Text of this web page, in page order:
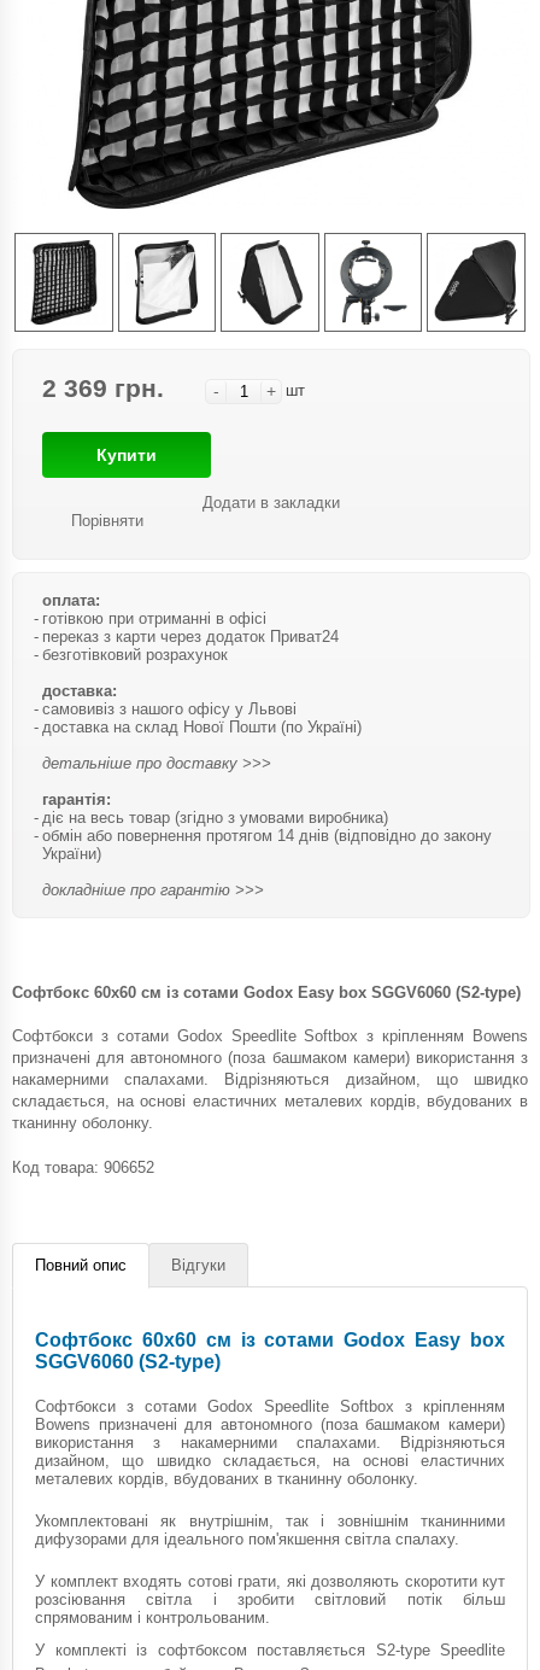
2 369 грн. - + шт
Купити
Порівняти
Додати в закладки
оплата:
готівкою при отриманні в офісі
переказ з карти через додаток Приват24
безготівковий розрахунок
доставка:
самовивіз з нашого офісу у Львові
доставка на склад Нової Пошти (по Україні)
детальніше про доставку >>>
гарантія:
діє на весь товар (згідно з умовами виробника)
обмін або повернення протягом 14 днів (відповідно до закону
України)
докладніше про гарантію >>>
Софтбокс 60х60 см із cотами Godox Easy box SGGV6060 (S2-type)
Cофтбокси з сотами Godox Speedlite Softbox з кріпленням Bowens
призначені для автономного (поза башмаком камери) використання з
накамерними спалахами. Відрізняються дизайном, що швидко
складається, на основі еластичних металевих кордів, вбудованих в
тканинну оболонку.
Код товара: 906652
Повний опис Відгуки
Софтбокс 60х60 см із cотами Godox Easy box
SGGV6060 (S2-type)
Cофтбокси з сотами Godox Speedlite Softbox з кріпленням
Bowens призначені для автономного (поза башмаком камери)
використання з накамерними спалахами. Відрізняються
дизайном, що швидко складається, на основі еластичних
металевих кордів, вбудованих в тканинну оболонку.
Укомплектовані як внутрішнім, так і зовнішнім тканинними
дифузорами для ідеального пом'якшення світла спалаху.
У комплект входять сотові грати, які дозволяють скоротити кут
розсіювання світла і зробити світловий потік більш
спрямованим і контрольованим.
У комплекті із софтбоксом поставляється S2-type Speedlite